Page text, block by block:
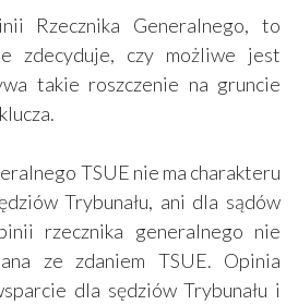
Rzecznika Generalnego, to
zdecyduje, czy możliwe jest
takie roszczenie na gruncie
TSUE nie ma charakteru
Trybunału, ani dla sądów
rzecznika generalnego nie
ze zdaniem TSUE. Opinia
dla sędziów Trybunału i